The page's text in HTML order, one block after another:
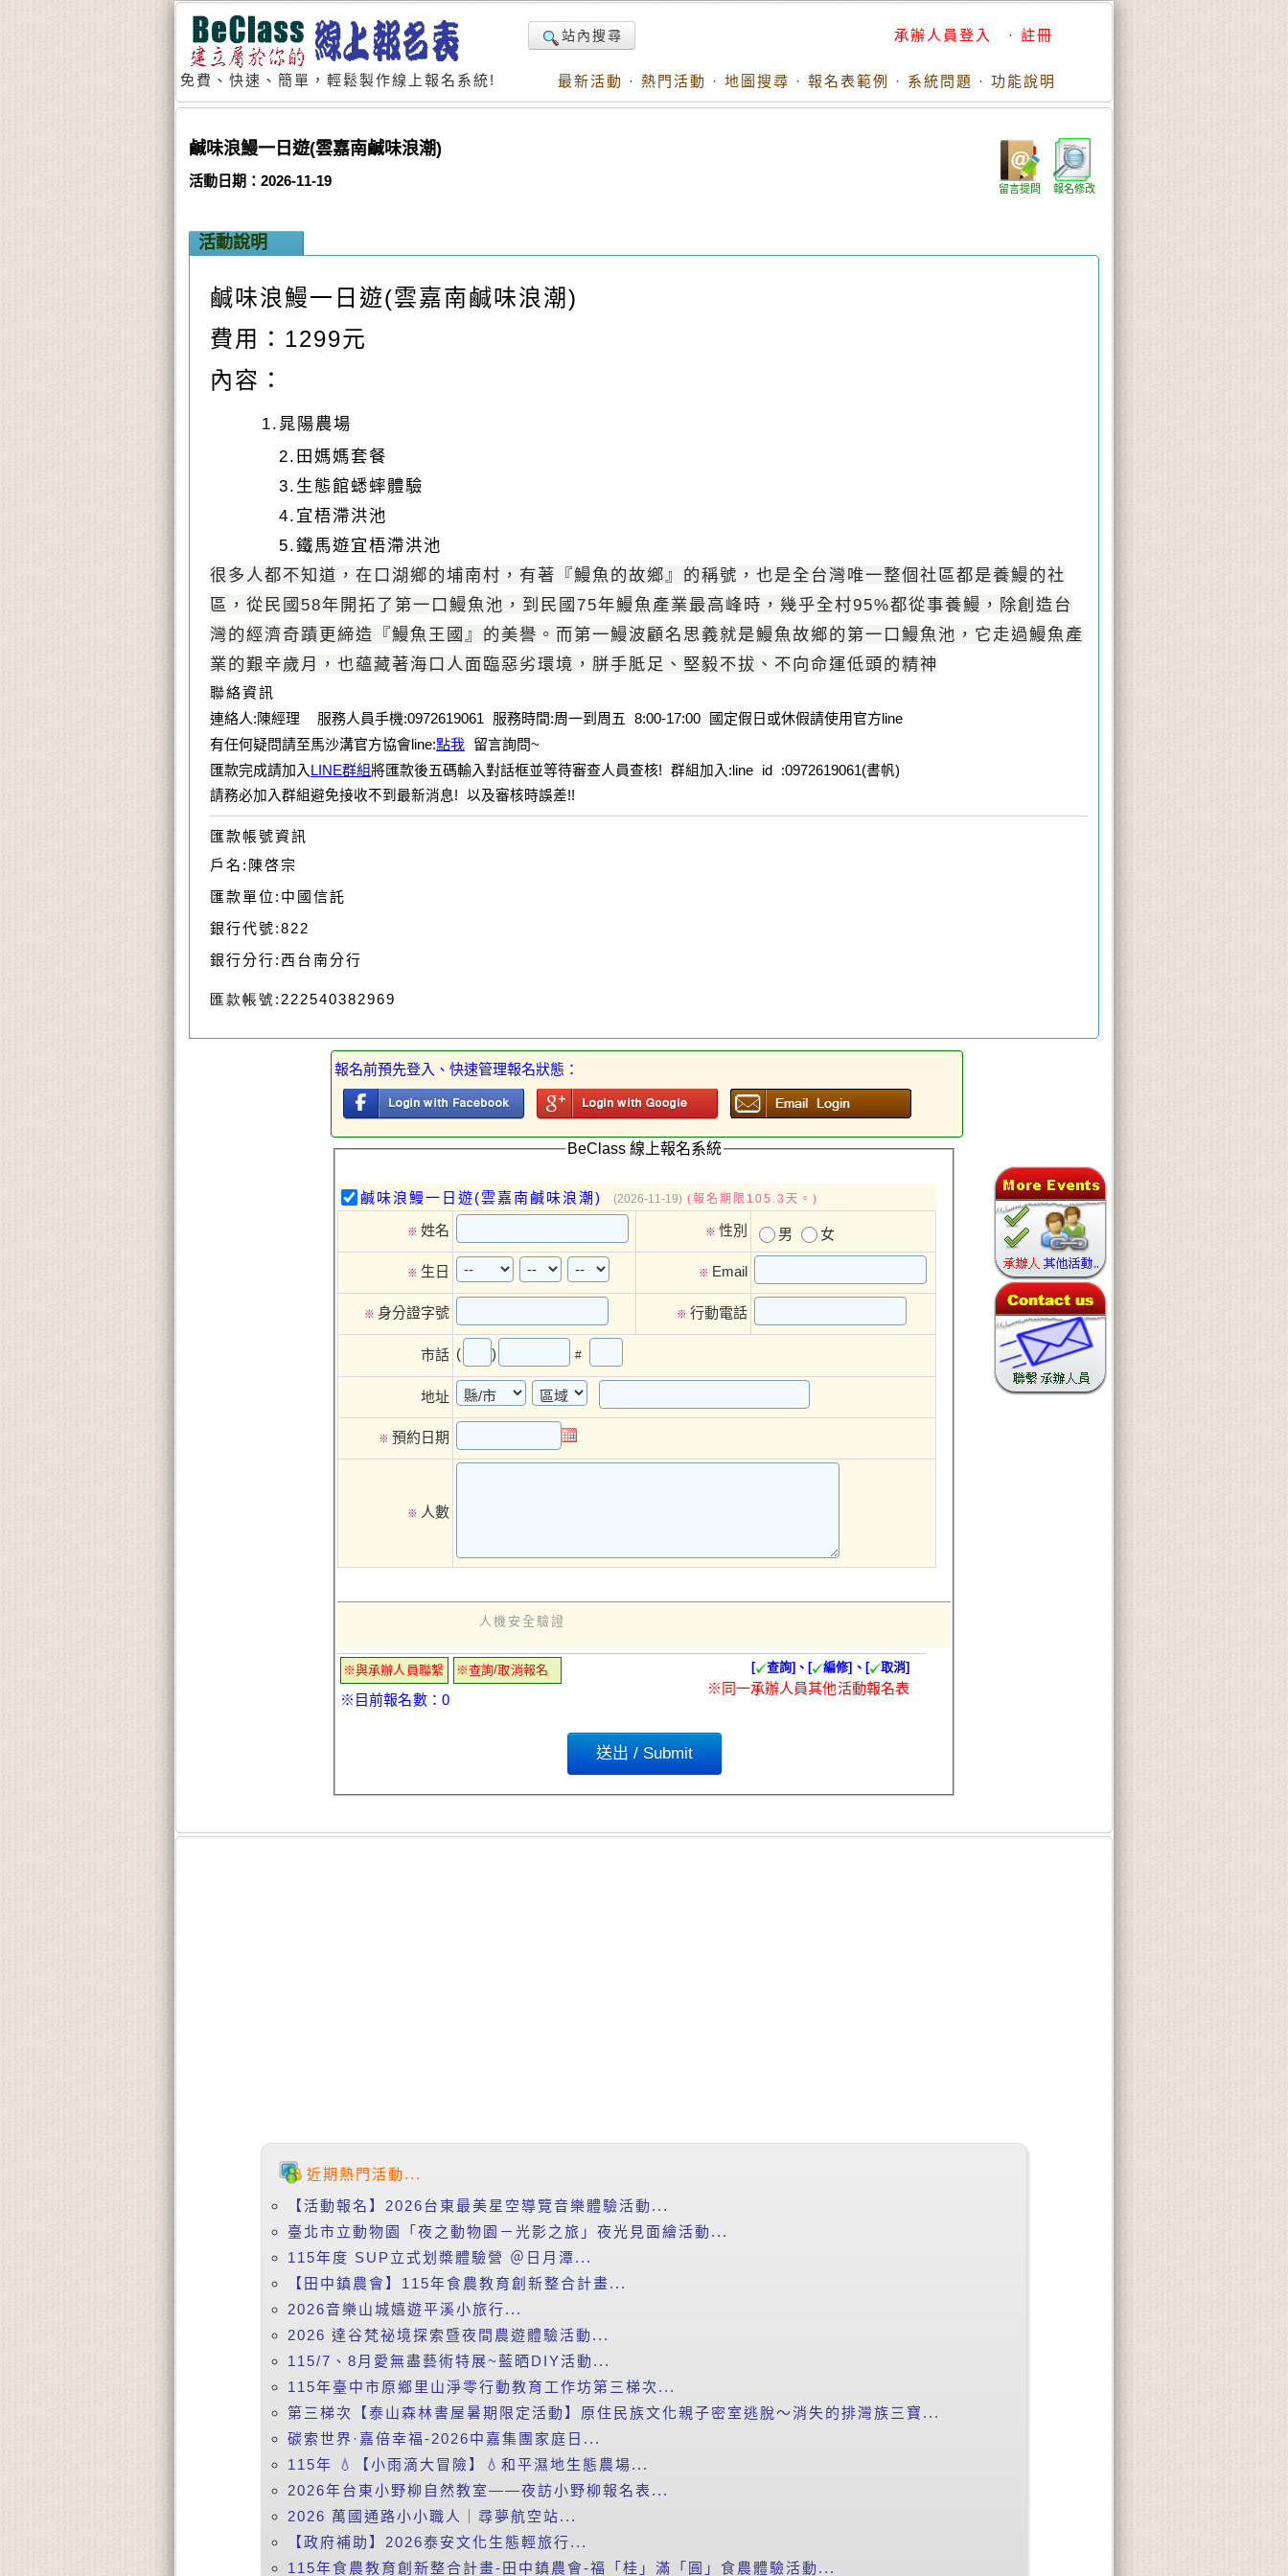
免費、快速、簡單，輕鬆製作線上報名系統!
站內搜尋 承辦人員登入 · 註冊
最新活動 · 熱門活動 · 地圖搜尋 · 報名表範例 · 系統問題 · 功能說明
報名修改
留言提問
鹹味浪鰻一日遊(雲嘉南鹹味浪潮)
活動日期：2026-11-19
活動說明
鹹味浪鰻一日遊(雲嘉南鹹味浪潮)
費用： 1299元
內容：
1. 晁陽農場
2. 田媽媽套餐
3. 生態館蟋蟀體驗
4. 宜梧滯洪池
5.鐵馬遊宜梧滯洪池
很多人都不知道，在口湖鄉的埔南村，有著『鰻魚的故鄉』的稱號，也是全台灣唯一整個社區都是養鰻的社
區，從民國 58年開拓了第一口鰻魚池，到民國 75年鰻魚產業最高峰時，幾乎全村95%都從事養鰻，除創造台
灣的經濟奇蹟更締造『鰻魚王國』的美譽。而第一鰻波顧名思義就是鰻魚故鄉的第一口鰻魚池，它走過鰻魚產
業的艱辛歲月，也蘊藏著海口人面臨惡劣環境，胼手胝足、堅毅不拔、不向命運低頭的精神
聯絡資訊
連絡人:陳經理 服務人員手機:0972619061 服務時間:周一到周五 8:00-17:00 國定假日或休假請使用官方line
有任何疑問請至馬沙溝官方協會line:點我 留言詢問~
匯款完成請加入 LINE群組將匯款後五碼輸入對話框並等待審查人員查核! 群組加入:line id :0972619061(書帆)
請務必加入群組避免接收不到最新消息! 以及審核時誤差!!
匯款帳號資訊
戶名:陳啓宗
匯款單位:中國信託
銀行代號:822
銀行分行:西台南分行
匯款帳號:222540382969
報名前預先登入、快速管理報名狀態：
BeClass 線上報名系統
鹹味浪鰻一日遊(雲嘉南鹹味浪潮) (2026-11-19) (報名期限105.3天。)
※ 姓名 ※ 性別 男 女
※ 生日 ※ Email
※ 身分證字號 ※ 行動電話
市話 ( ) #
地址
※ 預約日期
※ 人數
人機安全驗證
※與承辦人員聯繫 ※查詢/取消報名
※目前報名數：0
[ 查詢]、[ 編修]、[ 取消]
※同一承辦人員其他活動報名表
近期熱門活動...
【活動報名】2026台東最美星空導覽音樂體驗活動...
臺北市立動物園「夜之動物園－光影之旅」夜光見面繪活動...
115年度 SUP立式划槳體驗營 ＠日月潭...
【田中鎮農會】115年食農教育創新整合計畫...
2026音樂山城嬉遊平溪小旅行...
2026 達谷梵祕境探索暨夜間農遊體驗活動...
115/7、8月愛無盡藝術特展~藍晒DIY活動...
115年臺中市原鄉里山淨零行動教育工作坊第三梯次...
第三梯次【泰山森林書屋暑期限定活動】原住民族文化親子密室逃脫～消失的排灣族三寶...
碳索世界·嘉倍幸福-2026中嘉集團家庭日...
115年 💧【小雨滴大冒險】💧和平濕地生態農場...
2026年台東小野柳自然教室——夜訪小野柳報名表...
2026 萬國通路小小職人｜尋夢航空站...
【政府補助】2026泰安文化生態輕旅行...
115年食農教育創新整合計畫-田中鎮農會-福「桂」滿「圓」食農體驗活動...